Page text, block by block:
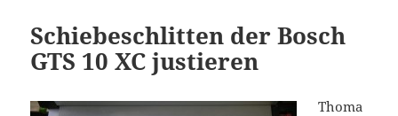
Schiebeschlitten der Bosch
GTS 10 XC justieren
Thoma